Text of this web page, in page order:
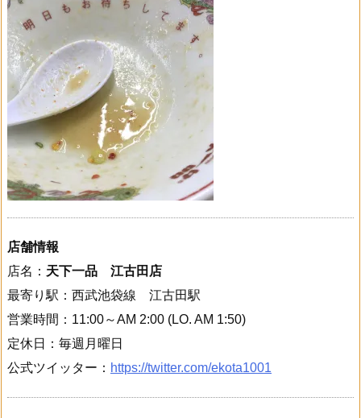
店舗情報
店名： 天下一品 江古田店
最寄り駅：西武池袋線 江古田駅
営業時間：11:00～AM 2:00 (LO. AM 1:50)
定休日：毎週月曜日
公式ツイッター： https://twitter.com/ekota1001